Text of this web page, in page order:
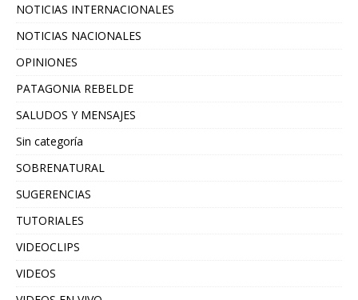
NOTICIAS INTERNACIONALES
NOTICIAS NACIONALES
OPINIONES
PATAGONIA REBELDE
SALUDOS Y MENSAJES
Sin categoría
SOBRENATURAL
SUGERENCIAS
TUTORIALES
VIDEOCLIPS
VIDEOS